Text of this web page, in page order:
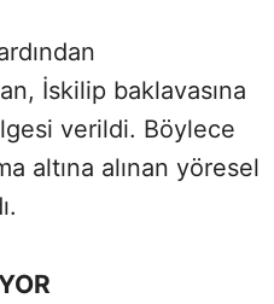
İskilip baklavasına
verildi. Böylece
altına alınan yöresel